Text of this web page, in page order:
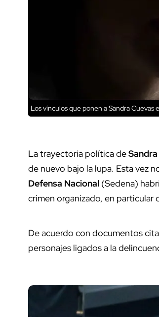
Los vínculos que ponen a Sandra Cuevas
La trayectoria política de
de nuevo bajo la lupa. Esta vez
Defensa Nacional (Sedena)
crimen organizado, en particular
De acuerdo con documentos
personajes ligados a la